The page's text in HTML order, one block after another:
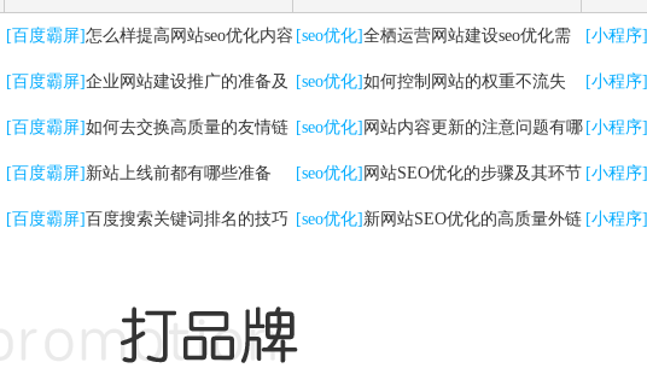
[百度霸屏]怎么样提高网站seo优化内容
[百度霸屏]企业网站建设推广的准备及
检查工作
[百度霸屏]如何去交换高质量的友情链
接
[百度霸屏] 新站上线前都有哪些准备
[百度霸屏]百度搜索关键词排名的技巧
[seo优化]全栖运营网站建设seo优化需
要注意哪些问题
[seo优化]如何控制网站的权重不流失
[seo优化] 网站内容更新的注意问题有哪
些
[seo优化] 网站SEO优化的步骤及其环节
有哪些
[seo优化] 新网站SEO优化的高质量外链
[小程序]
分析
[小程序]
[小程序]
方
[小程序]
有哪些
[小程序]